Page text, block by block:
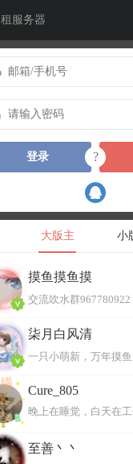
租服务器
登录 ?
大版主 小
摸鱼摸鱼摸
交流吹水群967780922
柒月白风清
Cure_805
至善丶丶